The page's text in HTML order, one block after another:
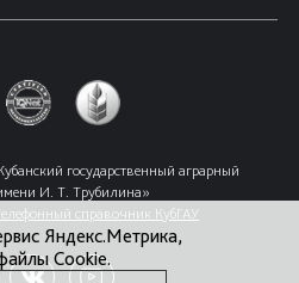
государственный аграрный
И. Т. Трубилина»
справочник КубГАУ
Яндекс.Метрика,
Cookie.